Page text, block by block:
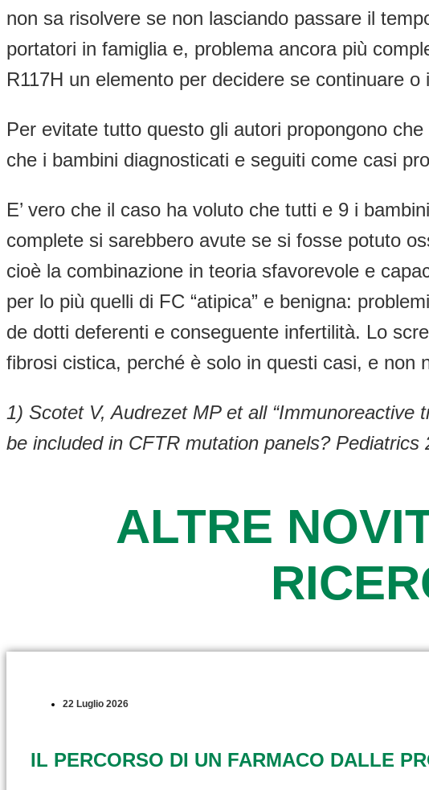
non sa risolvere se non lasciando passare il
portatori in famiglia e, problema ancora più
R117H un elemento per decidere se continuare
Per evitate tutto questo gli autori propongono
che i bambini diagnosticati e seguiti come casi
E’ vero che il caso ha voluto che tutti e 9 i
complete si sarebbero avute se si fosse potuto
cioè la combinazione in teoria sfavorevole e
per lo più quelli di FC “atipica” e benigna:
de dotti deferenti e conseguente infertilità. Lo
fibrosi cistica, perché è solo in questi casi, e non
1) Scotet V, Audrezet MP et all
be included in CFTR mutation panels?
ALTRE
22 Luglio 2026
IL PERCORSO DI UN FARMACO DALLE